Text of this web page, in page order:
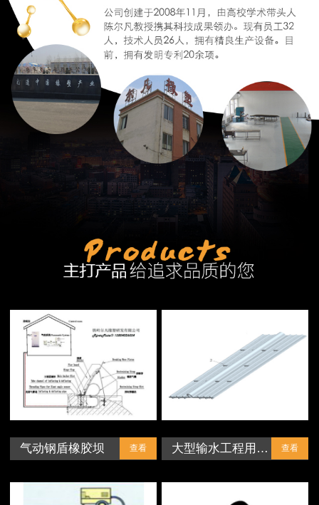
气动钢盾橡胶坝 查看 大型输水工程用… 查看